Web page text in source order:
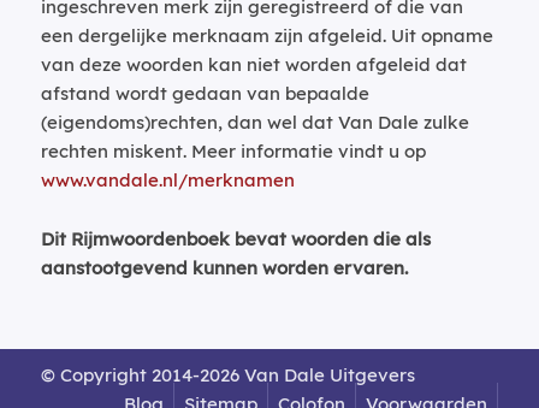
ingeschreven merk zijn geregistreerd of die van
een dergelijke merknaam zijn afgeleid. Uit opname
van deze woorden kan niet worden afgeleid dat
afstand wordt gedaan van bepaalde
(eigendoms)rechten, dan wel dat Van Dale zulke
rechten miskent. Meer informatie vindt u op
www.vandale.nl/merknamen
Dit Rijmwoordenboek bevat woorden die als
aanstootgevend kunnen worden ervaren.
© Copyright 2014-2026 Van Dale Uitgevers
Blog
Sitemap Colofon Voorwaarden